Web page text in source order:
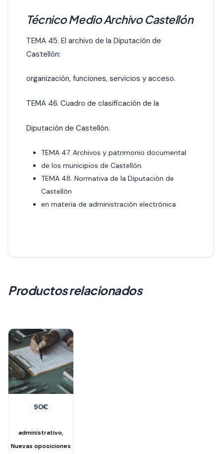
Técnico Medio Archivo Castellón
TEMA 45. El archivo de la Diputación de
Castellón:
organización, funciones, servicios y acceso.
TEMA 46. Cuadro de clasificación de la
Diputación de Castellón.
TEMA 47. Archivos y patrimonio documental
de los municipios de Castellón.
TEMA 48. Normativa de la Diputación de
Castellón
en materia de administración electrónica
Productos relacionados
90€
administrativo,
Nuevas oposiciones